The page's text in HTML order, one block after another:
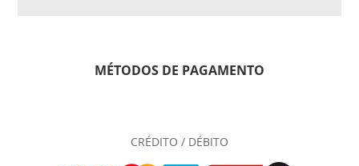
MÉTODOS DE PAGAMENTO
CRÉDITO / DÉBITO